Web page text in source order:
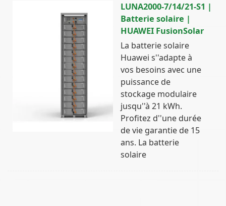
LUNA2000-7/14/21-S1 |
Batterie solaire |
HUAWEI FusionSolar
La batterie solaire
Huawei s''adapte à
vos besoins avec une
puissance de
stockage modulaire
jusqu''à 21 kWh.
Profitez d''une durée
de vie garantie de 15
ans. La batterie
solaire